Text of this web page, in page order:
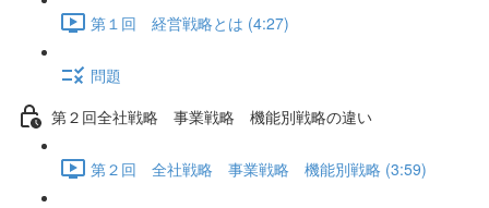
第１回 経営戦略とは (4:27)
問題
第２回全社戦略 事業戦略 機能別戦略の違い
第２回 全社戦略 事業戦略 機能別戦略 (3:59)